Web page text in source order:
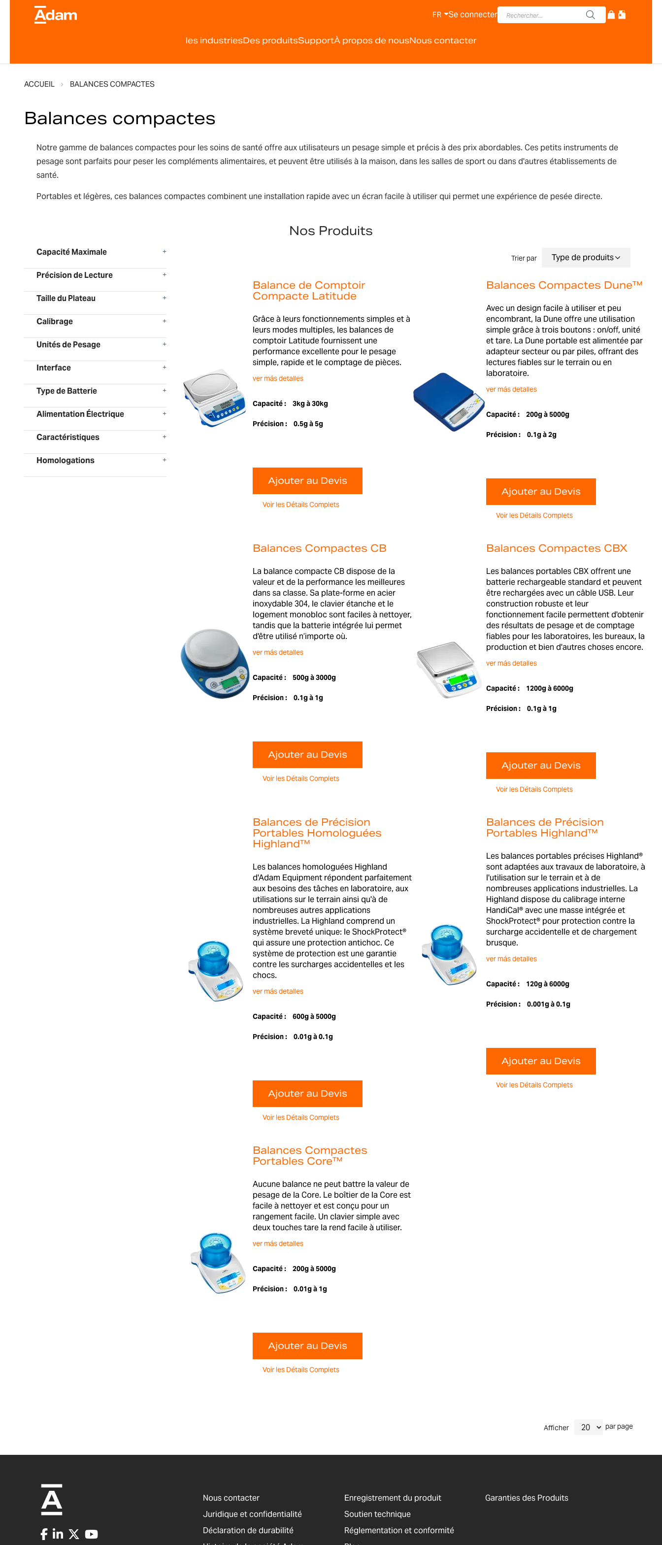
les industriesDes produitsSupportÀ propos de nousNous contacter
FR Se connecter
ACCUEIL BALANCES COMPACTES
Balances compactes
Notre gamme de balances compactes pour les soins de santé offre aux utilisateurs un pesage simple et précis à des prix abordables. Ces petits instruments de
pesage sont parfaits pour peser les compléments alimentaires, et peuvent être utilisés à la maison, dans les salles de sport ou dans d'autres établissements de
santé.
Portables et légères, ces balances compactes combinent une installation rapide avec un écran facile à utiliser qui permet une expérience de pesée directe.
Nos Produits
Capacité Maximale
Précision de Lecture
Taille du Plateau
Calibrage
Unités de Pesage
Interface
Type de Batterie
Alimentation Électrique
Caractéristiques
Homologations
Trier par
Balance de Comptoir
Compacte Latitude
Grâce à leurs fonctionnements simples et à
leurs modes multiples, les balances de
comptoir Latitude fournissent une
performance excellente pour le pesage
simple, rapide et le comptage de pièces.
ver más detalles
Capacité : 3kg à 30kg
Précision : 0.5g à 5g
Ajouter au Devis
Voir les Détails Complets
Balances Compactes Dune™
Avec un design facile à utiliser et peu
encombrant, la Dune offre une utilisation
simple grâce à trois boutons : on/off, unité
et tare. La Dune portable est alimentée par
adapteur secteur ou par piles, offrant des
lectures fiables sur le terrain ou en
laboratoire.
ver más detalles
Capacité : 200g à 5000g
Précision : 0.1g à 2g
Ajouter au Devis
Voir les Détails Complets
Balances Compactes CB
La balance compacte CB dispose de la
valeur et de la performance les meilleures
dans sa classe. Sa plate-forme en acier
inoxydable 304, le clavier étanche et le
logement monobloc sont faciles à nettoyer,
tandis que la batterie intégrée lui permet
d'être utilisé n’importe où.
ver más detalles
Capacité : 500g à 3000g
Précision : 0.1g à 1g
Ajouter au Devis
Voir les Détails Complets
Balances Compactes CBX
Les balances portables CBX offrent une
batterie rechargeable standard et peuvent
être rechargées avec un câble USB. Leur
construction robuste et leur
fonctionnement facile permettent d'obtenir
des résultats de pesage et de comptage
fiables pour les laboratoires, les bureaux, la
production et bien d'autres choses encore.
ver más detalles
Capacité : 1200g à 6000g
Précision : 0.1g à 1g
Ajouter au Devis
Voir les Détails Complets
Balances de Précision
Portables Homologuées
Highland™
Les balances homologuées Highland
d'Adam Equipment répondent parfaitement
aux besoins des tâches en laboratoire, aux
utilisations sur le terrain ainsi qu'à de
nombreuses autres applications
industrielles. La Highland comprend un
système breveté unique: le ShockProtect®
qui assure une protection antichoc. Ce
système de protection est une garantie
contre les surcharges accidentelles et les
chocs.
ver más detalles
Capacité : 600g à 5000g
Précision : 0.01g à 0.1g
Ajouter au Devis
Voir les Détails Complets
Balances de Précision
Portables Highland™
Les balances portables précises Highland®
sont adaptées aux travaux de laboratoire, à
l'utilisation sur le terrain et à de
nombreuses applications industrielles. La
Highland dispose du calibrage interne
HandiCal® avec une masse intégrée et
ShockProtect® pour protection contre la
surcharge accidentelle et de chargement
brusque.
ver más detalles
Capacité : 120g à 6000g
Précision : 0.001g à 0.1g
Ajouter au Devis
Voir les Détails Complets
Balances Compactes
Portables Core™
Aucune balance ne peut battre la valeur de
pesage de la Core. Le boîtier de la Core est
facile à nettoyer et est conçu pour un
rangement facile. Un clavier simple avec
deux touches tare la rend facile à utiliser.
ver más detalles
Capacité : 200g à 5000g
Précision : 0.01g à 1g
Ajouter au Devis
Voir les Détails Complets
Afficher par page
Nous contacter
Juridique et confidentialité
Déclaration de durabilité
Enregistrement du produit
Soutien technique
Réglementation et conformité
Garanties des Produits